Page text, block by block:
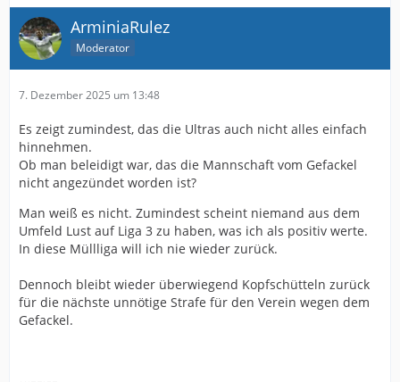
ArminiaRulez
Moderator
7. Dezember 2025 um 13:48
Es zeigt zumindest, das die Ultras auch nicht alles einfach
hinnehmen.
Ob man beleidigt war, das die Mannschaft vom Gefackel
nicht angezündet worden ist?
Man weiß es nicht. Zumindest scheint niemand aus dem
Umfeld Lust auf Liga 3 zu haben, was ich als positiv werte.
In diese Müllliga will ich nie wieder zurück.
Dennoch bleibt wieder überwiegend Kopfschütteln zurück
für die nächste unnötige Strafe für den Verein wegen dem
Gefackel.